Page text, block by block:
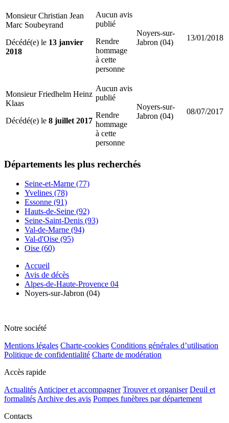
Monsieur Christian Jean
Marc Soubeyrand
Décédé(e) le 13 janvier
2018
Aucun avis
publié
Rendre
hommage
à cette
personne
Noyers-sur-
Jabron (04)
13/01/2018
Monsieur Friedhelm Heinz
Klaas
Décédé(e) le 8 juillet 2017
Aucun avis
publié
Rendre
hommage
à cette
personne
Noyers-sur-
Jabron (04)
08/07/2017
Départements les plus recherchés
Seine-et-Marne (77)
Yvelines (78)
Essonne (91)
Hauts-de-Seine (92)
Seine-Saint-Denis (93)
Val-de-Marne (94)
Val-d'Oise (95)
Oise (60)
Accueil
Avis de décès
Alpes-de-Haute-Provence 04
Noyers-sur-Jabron (04)
Notre société
Mentions légales Charte-cookies Conditions générales d’utilisation
Politique de confidentialité Charte de modération
Accès rapide
Actualités Anticiper et accompagner Trouver et organiser Deuil et
formalités Archive des avis Pompes funèbres par département
Contacts